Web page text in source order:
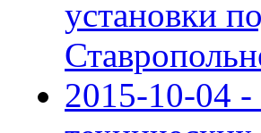
установки
2015-10-04